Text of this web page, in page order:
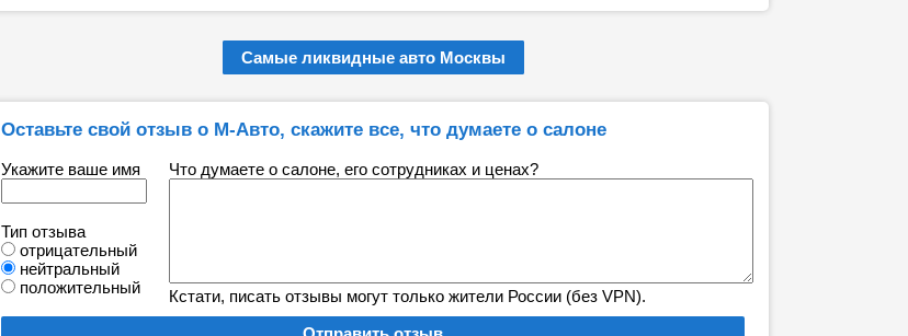
Самые ликвидные авто Москвы
Оставьте свой отзыв о M-Авто, скажите все, что думаете о салоне
Укажите ваше имя
Тип отзыва
отрицательный
нейтральный
положительный
Что думаете о салоне, его сотрудниках и ценах?
Кстати, писать отзывы могут только жители России (без VPN).